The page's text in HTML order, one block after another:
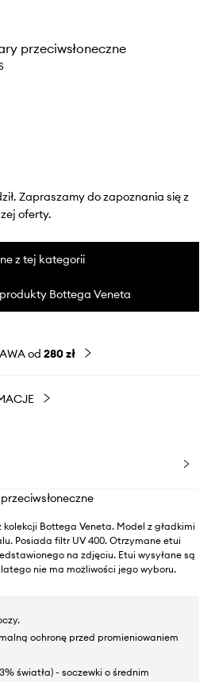
przeciwsłoneczne
Zapraszamy do zapoznania się z
oferty.
z tej kategorii
Bottega Veneta
od 280 zł
kolekcji Bottega Veneta. Model z gładkimi
Posiada filtr UV 400. Otrzymane etui
na zdjęciu. Etui wysyłane są
nie ma możliwości jego wyboru.
ochronę przed promieniowaniem
światła) - soczewki o średnim